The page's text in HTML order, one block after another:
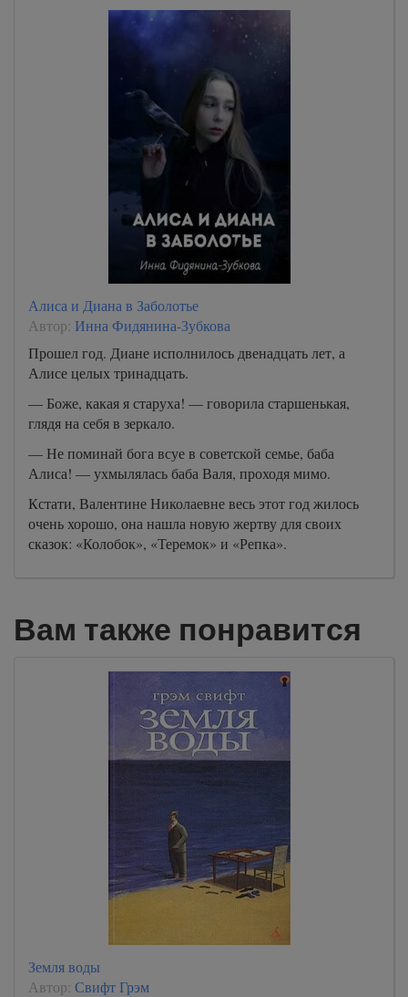
Алиса и Диана в Заболотье
Автор: Инна Фидянина-Зубкова
Прошел год. Диане исполнилось двенадцать лет, а
Алисе целых тринадцать.
— Боже, какая я старуха! — говорила старшенькая,
глядя на себя в зеркало.
— Не поминай бога всуе в советской семье, баба
Алиса! — ухмылялась баба Валя, проходя мимо.
Кстати, Валентине Николаевне весь этот год жилось
очень хорошо, она нашла новую жертву для своих
сказок: «Колобок», «Теремок» и «Репка».
Вам также понравится
Земля воды
Автор: Свифт Грэм